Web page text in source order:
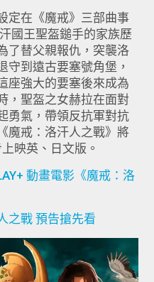
定在《魔戒》三部曲事
國王聖盔鎚手的家族歷
了替父親報仇，突襲洛
守到遠古要塞號角堡，
座強大的要塞後來成為
，聖盔之女赫拉在面對
勇氣，帶領反抗軍對抗
魔戒：洛汗人之戰》將
映英、日文版。
動畫電影《魔戒：洛
之戰 預告搶先看